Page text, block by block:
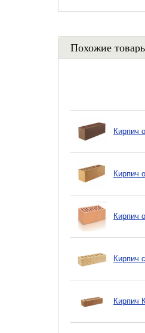
Похожие
Кирпич
Кирпич
Кирпич
Кирпич
Кирпич